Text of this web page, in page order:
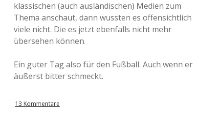
klassischen (auch ausländischen) Medien zum
Thema anschaut, dann wussten es offensichtlich
viele nicht. Die es jetzt ebenfalls nicht mehr
übersehen können.
Ein guter Tag also für den Fußball. Auch wenn er
äußerst bitter schmeckt.
13 Kommentare